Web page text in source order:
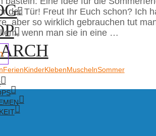
der Tür! Freut Ihr Euch schon? Ich
aber so wirklich gebrauchen tut
wenn man sie in eine …
FerienKinderKlebenMuschelnSommer